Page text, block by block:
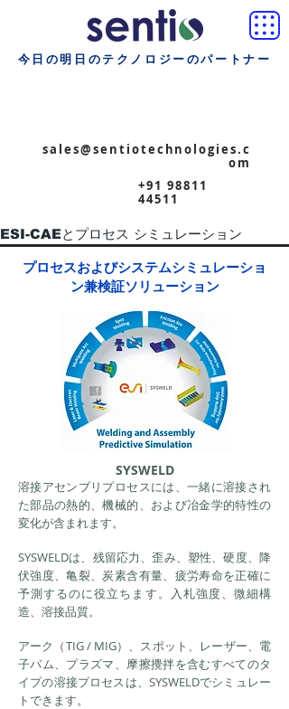
今日の明日のテクノロジーのパートナー
sales@sentiotechnologies.c
om
+91 98811
44511
ESI-CAEとプロセス シミュレーション
プロセスおよびシステムシミュレーショ
ン兼検証ソリューション
SYSWELD
溶接アセンブリプロセスには、一緒に溶接され
た部品の熱的、機械的、および冶金学的特性の
変化が含まれます。
SYSWELDは、残留応力、歪み、塑性、硬度、降
伏強度、亀裂、炭素含有量、疲労寿命を正確に
予測するのに役立ちます。入札強度、微細構
造、溶接品質。
アーク（TIG / MIG）、スポット、レーザー、電
子バム、プラズマ、摩擦攪拌を含むすべてのタ
イプの溶接プロセスは、SYSWELDでシミュレー
トできます。